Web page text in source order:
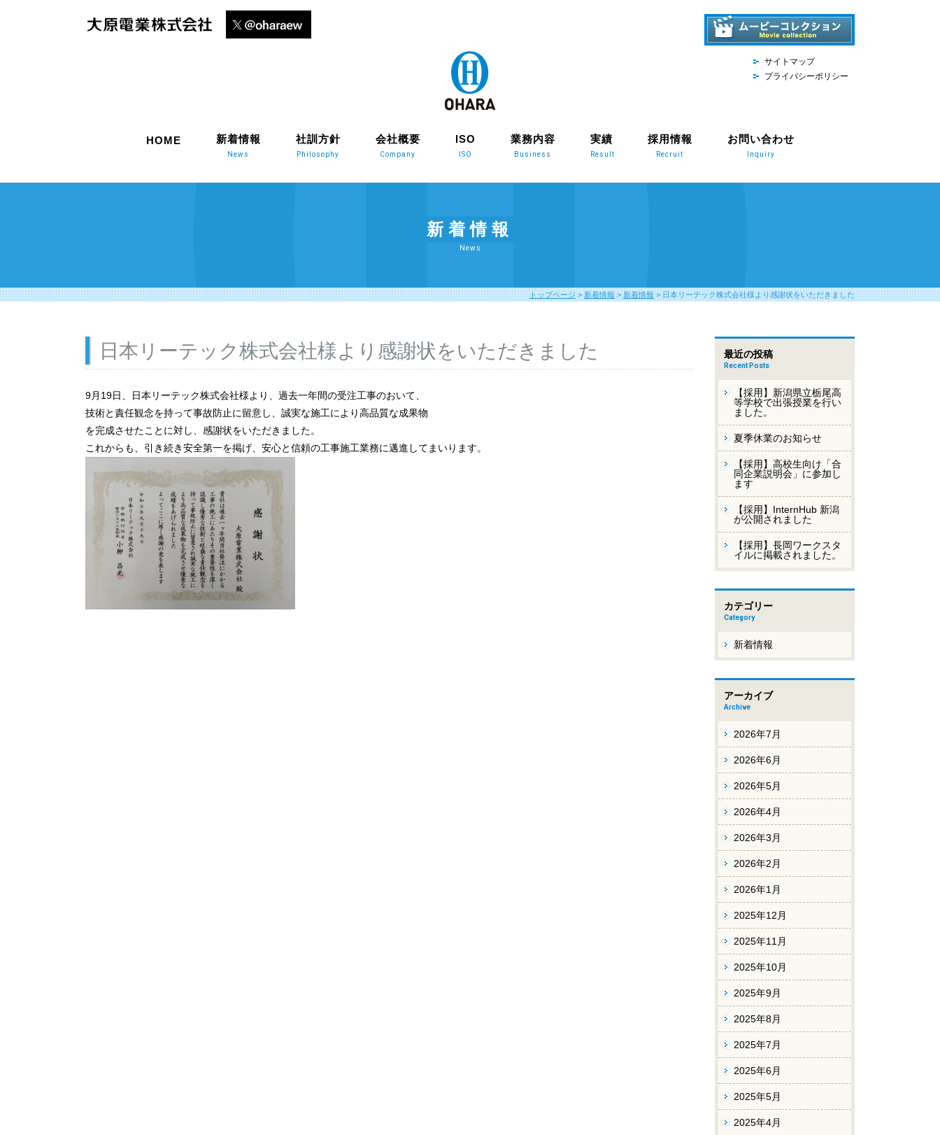
サイトマップ
プライバシーポリシー
HOME 新着情報
News
社訓方針
Philosophy
会社概要
Company
ISO
ISO
業務内容
Business
実績
Result
採用情報
Recruit
お問い合わせ
Inquiry
新着情報
News
トップページ > 新着情報 > 新着情報 > 日本リーテック株式会社様より感謝状をいただきました
日本リーテック株式会社様より感謝状をいただきました
9月19日、日本リーテック株式会社様より、過去一年間の受注工事のおいて、
技術と責任観念を持って事故防止に留意し、誠実な施工により高品質な成果物
を完成させたことに対し、感謝状をいただきました。
これからも、引き続き安全第一を掲げ、安心と信頼の工事施工業務に邁進してまいります。
最近の投稿
Recent Posts
【採用】新潟県立栃尾高
等学校で出張授業を行い
ました。
夏季休業のお知らせ
【採用】高校生向け「合
同企業説明会」に参加し
ます
【採用】InternHub 新潟
が公開されました
【採用】長岡ワークスタ
イルに掲載されました。
カテゴリー
Category
新着情報
アーカイブ
Archive
2026年7月
2026年6月
2026年5月
2026年4月
2026年3月
2026年2月
2026年1月
2025年12月
2025年11月
2025年10月
2025年9月
2025年8月
2025年7月
2025年6月
2025年5月
2025年4月